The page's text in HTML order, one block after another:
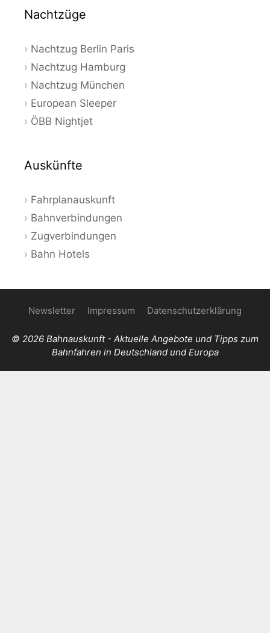
Nachtzüge
Nachtzug Berlin Paris
Nachtzug Hamburg
Nachtzug München
European Sleeper
ÖBB Nightjet
Auskünfte
Fahrplanauskunft
Bahnverbindungen
Zugverbindungen
Bahn Hotels
Newsletter Impressum Datenschutzerklärung
© 2026 Bahnauskunft - Aktuelle Angebote und Tipps zum
Bahnfahren in Deutschland und Europa